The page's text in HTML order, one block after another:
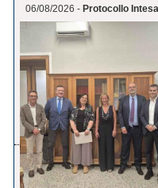
06/08/2026 - Protocollo